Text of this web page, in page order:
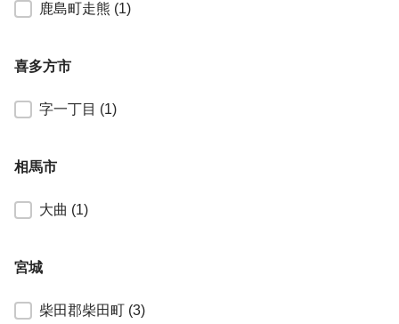
鹿島町走熊 (1)
喜多方市
福島県喜多方市
字一丁目 (1)
相馬市
福島県相馬市
大曲 (1)
宮城
宮城全域
柴田郡柴田町 (3)